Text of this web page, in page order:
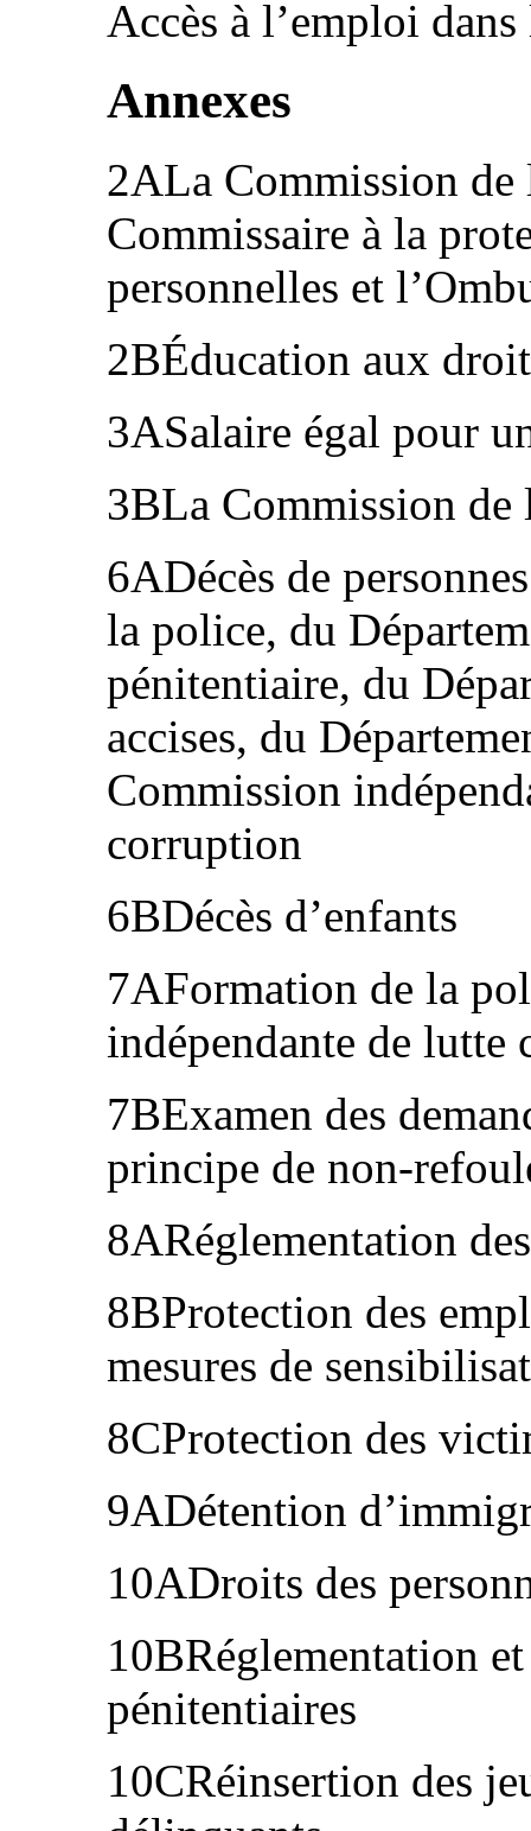
Accès à l’emploi
Annexes
2ALa Commission de
Commissaire à la
personnelles et
2BÉducation aux
3ASalaire égal pour
3BLa Commission de
6ADécès de
la police, du
pénitentiaire, du
accises, du
Commission
corruption
6BDécès d’enfants
7AFormation de la
indépendante de
7BExamen des
principe de non-
8ARéglementation
8BProtection des
mesures de
8CProtection des
9ADétention
10ADroits des
10BRéglementation
pénitentiaires
10CRéinsertion des